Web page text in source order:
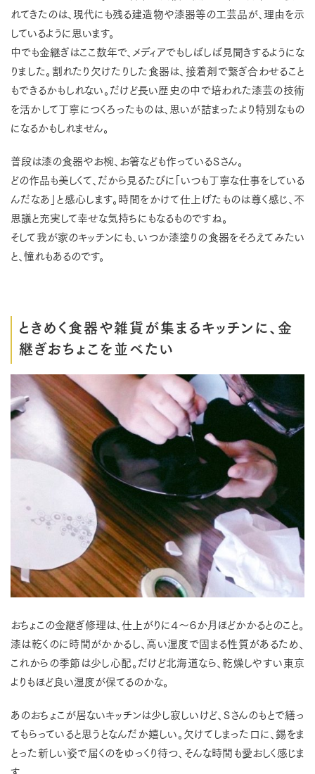
れてきたのは、現代にも残る建造物や漆器等の工芸品が、理由を示
しているように思います。
中でも金継ぎはここ数年で、メディアでもしばしば見聞きするようにな
りました。割れたり欠けたりした食器は、接着剤で繋ぎ合わせること
もできるかもしれない。だけど長い歴史の中で培われた漆芸の技術
を活かして丁寧につくろったものは、思いが詰まったより特別なもの
になるかもしれません。
普段は漆の食器やお椀、お箸なども作っているＳさん。
どの作品も美しくて、だから見るたびに「いつも丁寧な仕事をしている
んだなあ」と感心します。時間をかけて仕上げたものは尊く感じ、不
思議と充実して幸せな気持ちにもなるものですね。
そして我が家のキッチンにも、いつか漆塗りの食器をそろえてみたい
と、憧れもあるのです。
ときめく食器や雑貨が集まるキッチンに、金
継ぎおちょこを並べたい
おちょこの金継ぎ修理は、仕上がりに４～６か月ほどかかるとのこと。
漆は乾くのに時間がかかるし、高い湿度で固まる性質があるため、
これからの季節は少し心配。だけど北海道なら、乾燥しやすい東京
よりもほど良い湿度が保てるのかな。
あのおちょこが居ないキッチンは少し寂しいけど、Ｓさんのもとで繕っ
てもらっていると思うとなんだか嬉しい。欠けてしまった口に、錫をま
とった新しい姿で届くのをゆっくり待つ、そんな時間も愛おしく感じま